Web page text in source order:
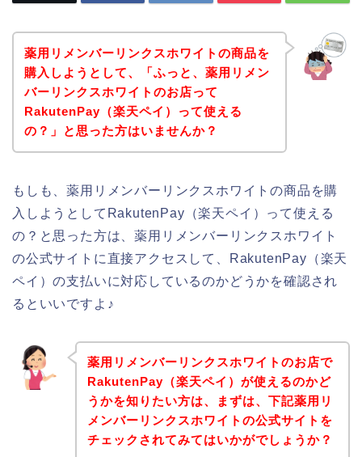
薬用リメンバーリンクスホワイトの商品を
購入しようとして、「ふっと、薬用リメン
バーリンクスホワイトのお店って
RakutenPay（楽天ペイ）って使える
の？」と思った方はいませんか？
もしも、薬用リメンバーリンクスホワイトの商品を購
入しようとしてRakutenPay（楽天ペイ）って使える
の？と思った方は、薬用リメンバーリンクスホワイト
の公式サイトに直接アクセスして、RakutenPay（楽天
ペイ）の支払いに対応しているのかどうかを確認され
るといいですよ♪
薬用リメンバーリンクスホワイトのお店で
RakutenPay（楽天ペイ）が使えるのかど
うかを知りたい方は、まずは、下記薬用リ
メンバーリンクスホワイトの公式サイトを
チェックされてみてはいかがでしょうか？